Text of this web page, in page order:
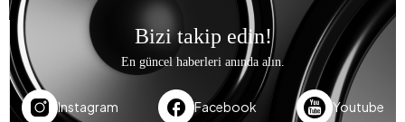
Bizi takip edin!
En güncel haberleri anında alın.
Instagram Facebook Youtube